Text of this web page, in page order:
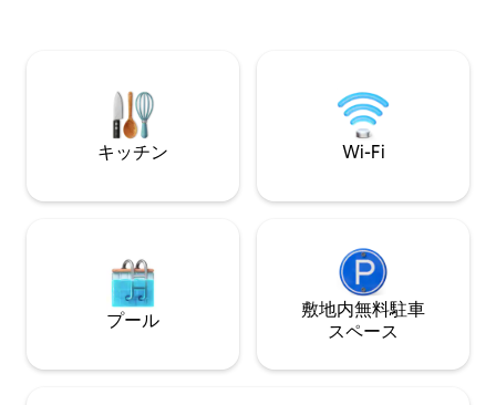
である鶴島に位置しており、宿泊施設は
クラシックなカフェとアーティストのオ
ープンエキシビションスペースを提供す
るギャラリーと一緒に運営されていま
用して温かく快適なシェルターをモチー
おり、海と一緒に休めることができる素
晴らしい空間です。 カフェでは風味豊か
なブランチを楽しむことができ、特徴的
な展示会も見学できる特権が与えられま
たいときに、空の
なることを願っています。
のお酒・お月見、
ど、お好きなこと
で、ぜひホスト
善を尽くします。
キッチン Wi-Fi
プール
敷地内無料駐⁠車
ス⁠ペ⁠ー⁠ス